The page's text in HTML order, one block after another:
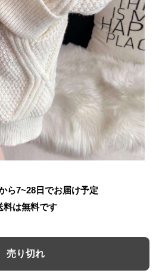
ら7~28日でお届け予定
料は無料です
売り切れ